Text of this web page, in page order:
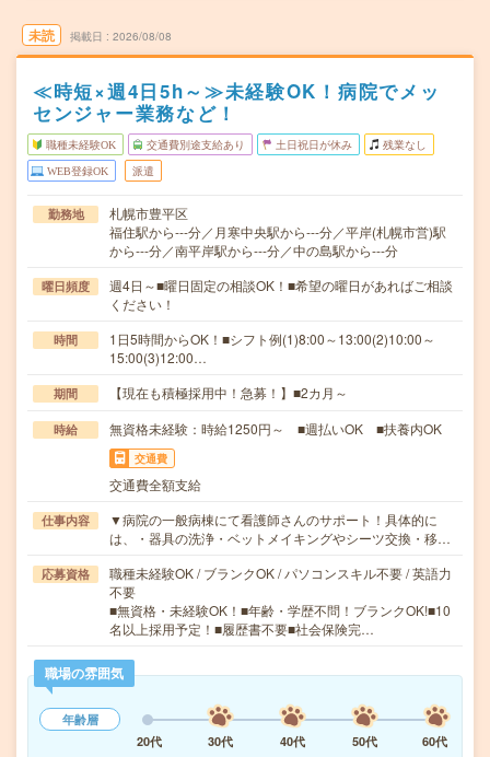
未読 掲載日 2026/08/08
≪時短×週4日5h～≫未経験OK！病院でメッ
センジャー業務など！
職種未経験OK 交通費別途支給あり 土日祝日が休み 残業なし
WEB登録OK 派遣
勤務地
札幌市豊平区
福住駅から---分／月寒中央駅から---分／平岸(札幌市営)駅
から---分／南平岸駅から---分／中の島駅から---分
曜日頻度
週4日～■曜日固定の相談OK！■希望の曜日があればご相談
ください！
時間
1日5時間からOK！■シフト例(1)8:00～13:00(2)10:00～
15:00(3)12:00…
期間 【現在も積極採用中！急募！】■2カ月～
時給 無資格未経験：時給1250円～ ■週払いOK ■扶養内OK
交通費
交通費全額支給
仕事内容
▼病院の一般病棟にて看護師さんのサポート！具体的に
は、・器具の洗浄・ベットメイキングやシーツ交換・移…
応募資格
職種未経験OK / ブランクOK / パソコンスキル不要 / 英語力
不要
■無資格・未経験OK！■年齢・学歴不問！ブランクOK!■10
名以上採用予定！■履歴書不要■社会保険完…
職場の雰囲気
年齢層
20代
30代 40代 50代 60代